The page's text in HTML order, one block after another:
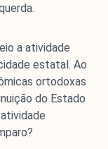
a atividade
estatal. Ao
ortodoxas
do Estado